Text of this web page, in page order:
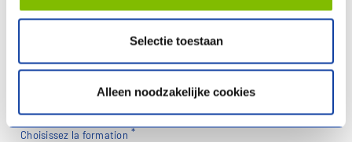
Selectie toestaan
Alleen noodzakelijke cookies
Veuillez indiquer votre numéro de TVA ici
Choisissez la formation